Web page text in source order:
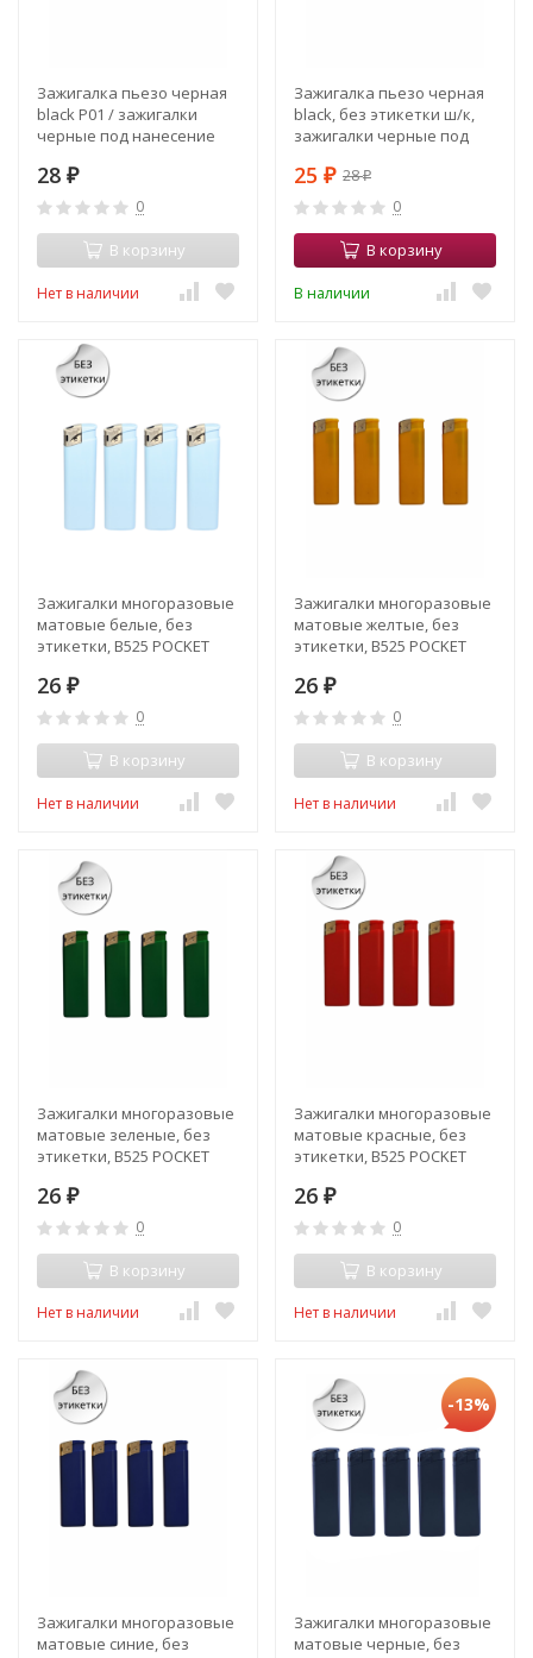
Зажигалка пьезо черная
black Р01 / зажигалки
черные под нанесение
28 ₽
0
В корзину
Нет в наличии
Зажигалка пьезо черная
black, без этикетки ш/к,
зажигалки черные под
сторон
25 ₽ 28₽
0
В корзину
В наличии
Зажигалки многоразовые
матовые белые, без
этикетки, В525 POCKET
26 ₽
0
В корзину
Нет в наличии
Зажигалки многоразовые
матовые желтые, без
этикетки, В525 POCKET
26 ₽
0
В корзину
Нет в наличии
Зажигалки многоразовые
матовые зеленые, без
этикетки, В525 POCKET
26 ₽
0
В корзину
Нет в наличии
Зажигалки многоразовые
матовые красные, без
этикетки, В525 POCKET
26 ₽
0
В корзину
Нет в наличии
Зажигалки многоразовые
матовые синие, без
-13%
Зажигалки многоразовые
матовые черные, без